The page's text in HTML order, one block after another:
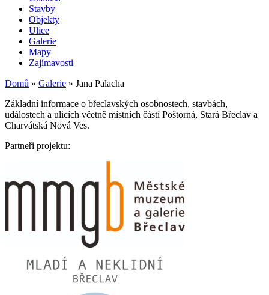
Stavby
Objekty
Ulice
Galerie
Mapy
Zajímavosti
Domů » Galerie » Jana Palacha
Základní informace o břeclavských osobnostech, stavbách,
událostech a ulicích včetně místních částí Poštorná, Stará Břeclav a
Charvátská Nová Ves.
Partneři projektu: